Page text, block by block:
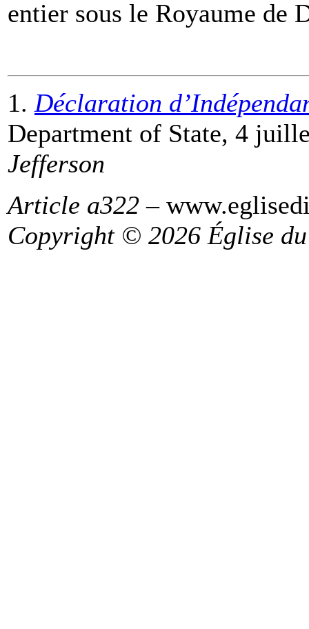
entier sous le Royaume de
1. Déclaration
Department of State, 4
Jefferson
Article a322 –
Copyright © 2026 Église